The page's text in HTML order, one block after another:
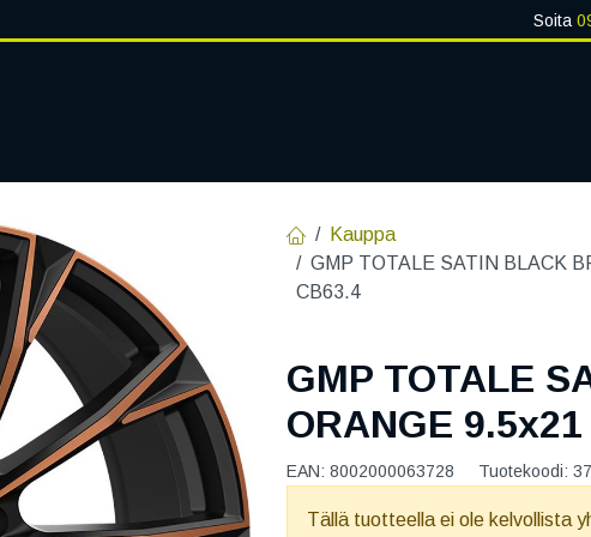
Soita
Kauppa
GMP TOTALE SATIN BLACK
CB63.4
GMP TOTALE
ORANGE
EAN: 8002000063728 Tuotekoodi:
Tällä tuotteella ei ole kelvollista